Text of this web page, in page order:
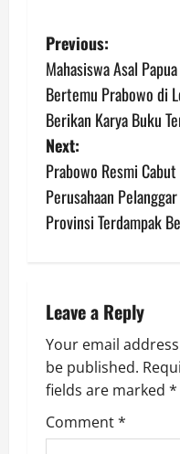
P
o
s
t
n
a
i
g
a
t
Previous:
Mahasiswa Asal
Bertemu Prabowo di
Berikan Karya Buku
Next:
Prabowo Resmi
Perusahaan
Provinsi Terdampak
Leave a Reply
Your email
be published.
fields are marked *
Comment*